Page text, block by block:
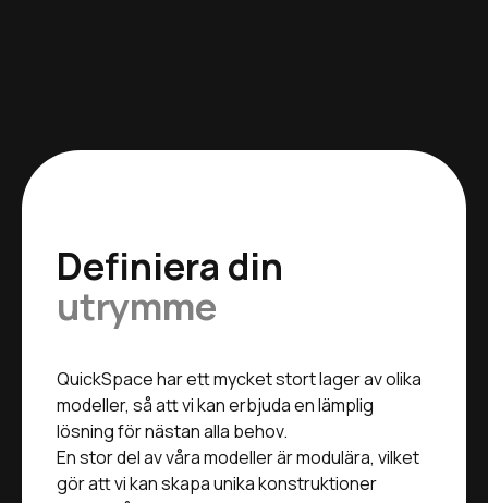
Definiera din
utrymme
QuickSpace har ett mycket stort lager av olika
modeller, så att vi kan erbjuda en lämplig
lösning för nästan alla behov.
En stor del av våra modeller är modulära, vilket
gör att vi kan skapa unika konstruktioner